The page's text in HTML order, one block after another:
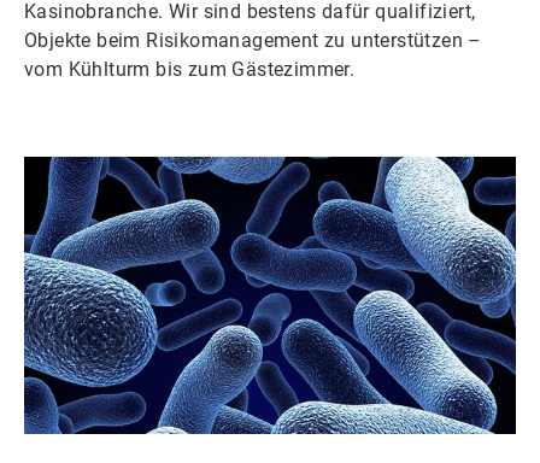
Kasinobranche. Wir sind bestens dafür qualifiziert,
Objekte beim Risikomanagement zu unterstützen –
vom Kühlturm bis zum Gästezimmer.